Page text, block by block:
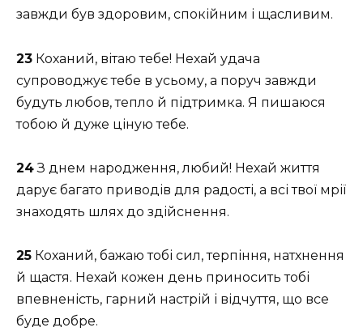
завжди був здоровим, спокійним і щасливим.
23 Коханий, вітаю тебе! Нехай удача
супроводжує тебе в усьому, а поруч завжди
будуть любов, тепло й підтримка. Я пишаюся
тобою й дуже ціную тебе.
24З днем народження, любий! Нехай життя
дарує багато приводів для радості, а всі твої мрії
знаходять шлях до здійснення.
25 Коханий, бажаю тобі сил, терпіння, натхнення
й щастя. Нехай кожен день приносить тобі
впевненість, гарний настрій і відчуття, що все
буде добре.